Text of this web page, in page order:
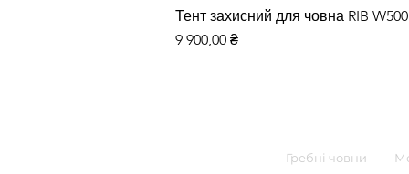
Тент захисний для човна RIB
Ціна
9 900,00 ₴
Гребні човни